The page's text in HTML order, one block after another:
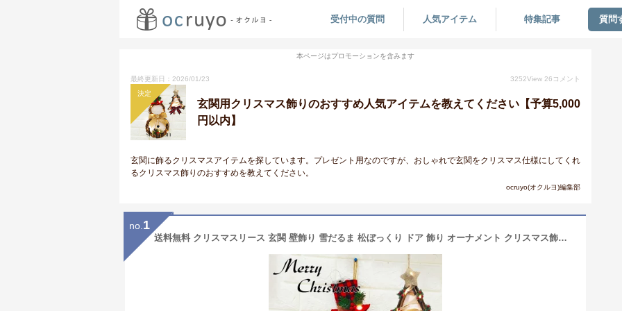
受付中の質問 人気アイテム 特集記事 質問
本ページはプロモーションを含みます
最終更新日：2026/01/23 3252View 26 コメント
決定
玄関用クリスマス飾りのおすすめ人気アイテムを教えてください【予算5,000
円以内】
玄関に飾るクリスマスアイテムを探しています。プレゼント用なのですが、おしゃれで玄関をクリスマス仕様にしてくれ
るクリスマス飾りのおすすめを教えてください。
ocruyo(オクルヨ)編集部
no. 1
送料無料 クリスマスリース 玄関 壁飾り 雪だるま 松ぼっくり ドア 飾り オーナメント クリスマス飾り クリスマス置物 クリスマス雑貨 デコ 窓 かざり クリスマスプレゼント イベント用 Xmas スノーマン Christmas 玄関リース 店舗 装飾 ディスプレイ 雑貨 クリスマス用品